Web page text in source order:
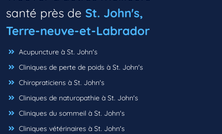
santé près de St. John's,
Terre-neuve-et-Labrador
Acupuncture à St. John's
Cliniques de perte de poids à St. John's
Chiropraticiens à St. John's
Cliniques de naturopathie à St. John's
Cliniques du sommeil à St. John's
Cliniques vétérinaires à St. John's